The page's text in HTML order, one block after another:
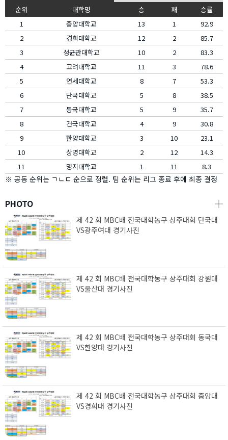
순위 대학명 승 패
승률
1
중앙대학교 13 1
92.9
2
경희대학교 12 2
85.7
3
성균관대학교 10 2
83.3
4
고려대학교 11 3
78.6
5
연세대학교 8 7
53.3
6
단국대학교 5 8
38.5
7
동국대학교 5 9
35.7
8
건국대학교 4 9
30.8
9
한양대학교 3 10
23.1
10
상명대학교 2 12
14.3
11
명지대학교 1 11 8.3
※ 공동 순위는 ㄱㄴㄷ 순으로 정렬. 팀 순위는 리그 종료 후에 최종 결정
PHOTO ┼
제 42 회 MBC배 전국대학농구 상주대회 단국대
VS광주여대 경기사진
제 42 회 MBC배 전국대학농구 상주대회 강원대
VS울산대 경기사진
제 42 회 MBC배 전국대학농구 상주대회 동국대
VS한양대 경기사진
제 42 회 MBC배 전국대학농구 상주대회 중앙대
VS경희대 경기사진